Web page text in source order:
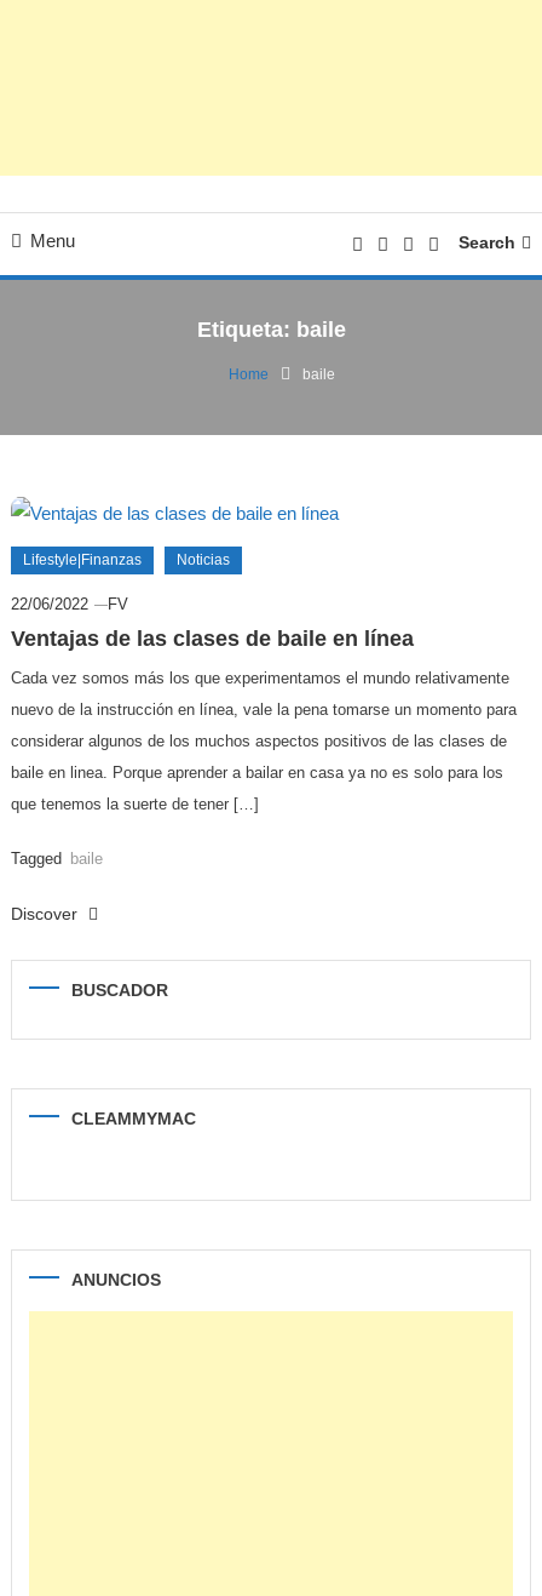
Menu Search
Etiqueta: baile
Home baile
Lifestyle|Finanzas Noticias
22/06/2022 FV
Ventajas de las clases de baile en línea
Cada vez somos más los que experimentamos el mundo relativamente
nuevo de la instrucción en línea, vale la pena tomarse un momento para
considerar algunos de los muchos aspectos positivos de las clases de
baile en linea. Porque aprender a bailar en casa ya no es solo para los
que tenemos la suerte de tener […]
Tagged baile
Discover
BUSCADOR
CLEAMMYMAC
ANUNCIOS